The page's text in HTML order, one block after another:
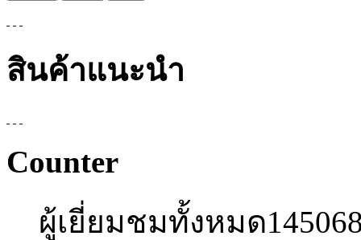
สินค้าแนะนำ
Counter
ผู้เยี่ยมชมทั้งหมด